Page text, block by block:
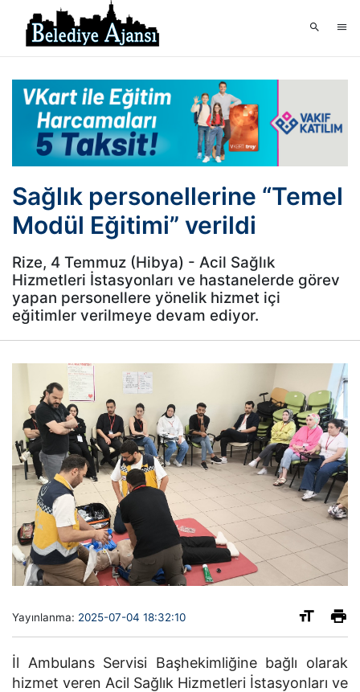
Sağlık personellerine “Temel
Modül Eğitimi” verildi
Rize, 4 Temmuz (Hibya) - Acil Sağlık
Hizmetleri İstasyonları ve hastanelerde görev
yapan personellere yönelik hizmet içi
eğitimler verilmeye devam ediyor.
Yayınlanma: 2025-07-04 18:32:10
İl Ambulans Servisi Başhekimliğine bağlı olarak
hizmet veren Acil Sağlık Hizmetleri İstasyonları ve